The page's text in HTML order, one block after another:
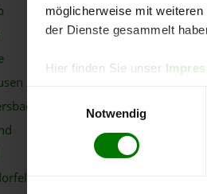
möglicherweise mit
der Dienste gesammelt
Hier finden Sie unser
Notwendig